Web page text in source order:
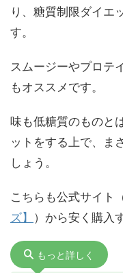
り、糖質制限ダイエ
す。
スムージーやプロテ
もオススメです。
味も低糖質のものと
ットをする上で、ま
しょう。
こちらも公式サイト
ズ】 ）から安く購入
もっと詳しく